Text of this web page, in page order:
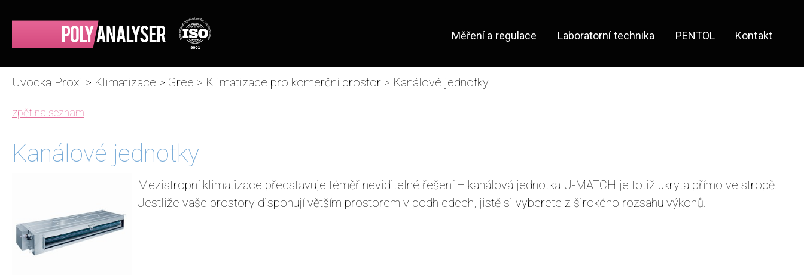
Měření a regulace Laboratorní technika PENTOL Kontakt
Uvodka Proxi > Klimatizace > Gree > Klimatizace pro komerční prostor > Kanálové jednotky
zpět na seznam
Kanálové jednotky
Mezistropní klimatizace představuje téměř neviditelné řešení – kanálová jednotka U-MATCH je totiž ukryta přímo ve stropě.
Jestliže vaše prostory disponují větším prostorem v podhledech, jistě si vyberete z širokého rozsahu výkonů.